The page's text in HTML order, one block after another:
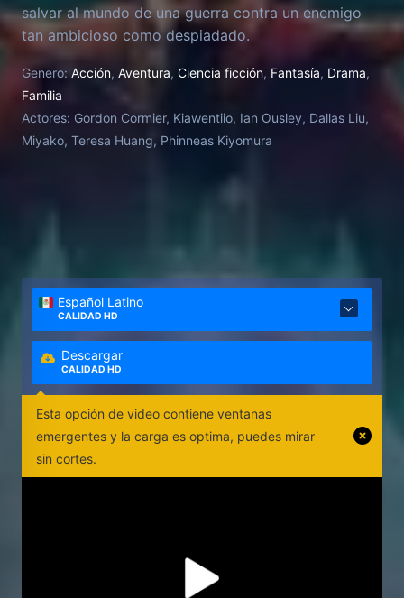
salvar al mundo de una guerra contra un enemigo
tan ambicioso como despiadado.
Genero: Acción, Aventura, Ciencia ficción, Fantasía, Drama,
Familia
Actores: Gordon Cormier, Kiawentiio, Ian Ousley, Dallas Liu,
Miyako, Teresa Huang, Phinneas Kiyomura
Español Latino
CALIDAD HD
Descargar
CALIDAD HD
Esta opción de video contiene ventanas
emergentes y la carga es optima, puedes mirar
sin cortes.